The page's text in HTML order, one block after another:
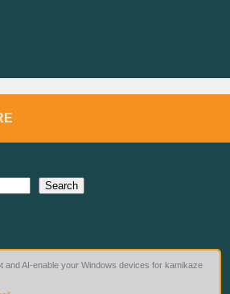
Search
and AI-enable your Windows devices for kamikaze